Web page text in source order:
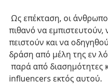
πιθανό να εμπιστευτούν,
πειστούν και να
δράση από μέλη της εν
παρά από διασημότητες
influencers εκτός αυτού.